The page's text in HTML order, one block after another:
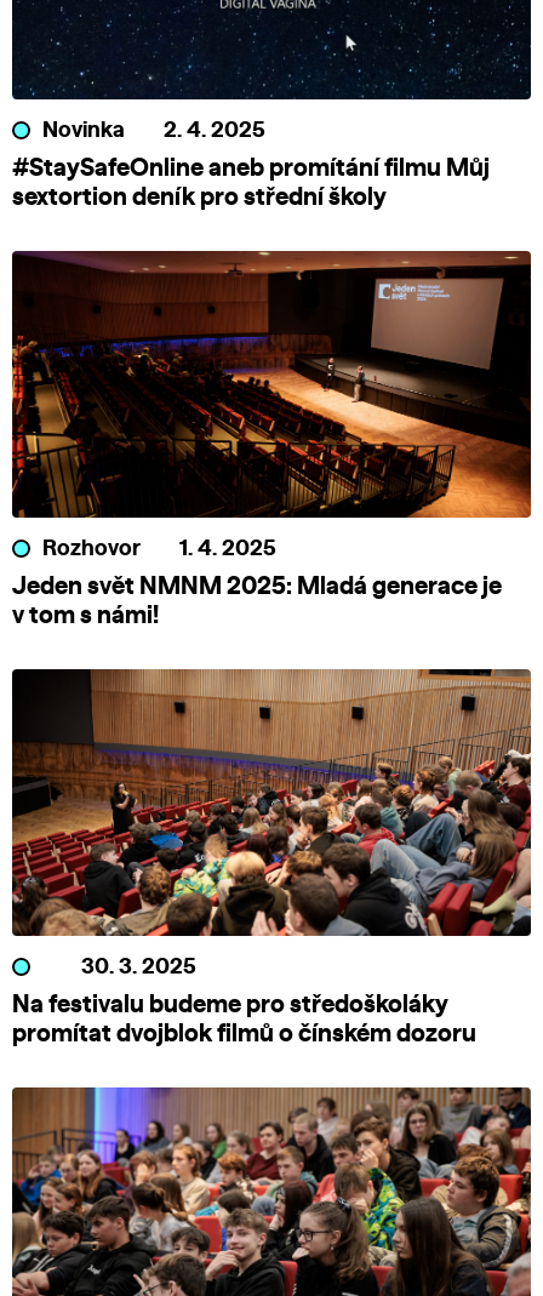
Novinka 2. 4. 2025
#StaySafeOnline aneb promítání filmu Můj
sextortion deník pro střední školy
Rozhovor 1. 4. 2025
Jeden svět NMNM 2025: Mladá generace je
v tom s námi!
30. 3. 2025
Na festivalu budeme pro středoškoláky
promítat dvojblok filmů o čínském dozoru